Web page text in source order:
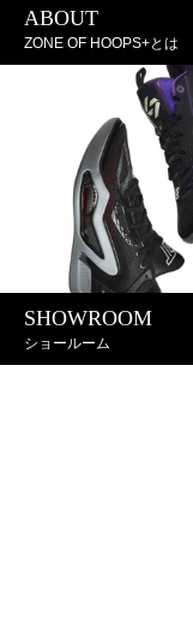
ABOUT
ZONE OF HOOPS+とは
SHOWROOM
ショールーム